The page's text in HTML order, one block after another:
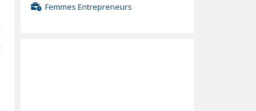
Femmes Entrepreneurs